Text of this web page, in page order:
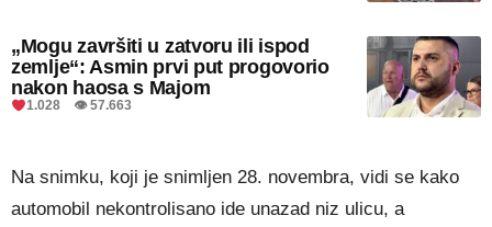
„Mogu završiti u zatvoru ili ispod
zemlje“: Asmin prvi put progovorio
nakon haosa s Majom
1.028 👁 57.663
Na snimku, koji je snimljen 28. novembra, vidi se kako
automobil nekontrolisano ide unazad niz ulicu, a